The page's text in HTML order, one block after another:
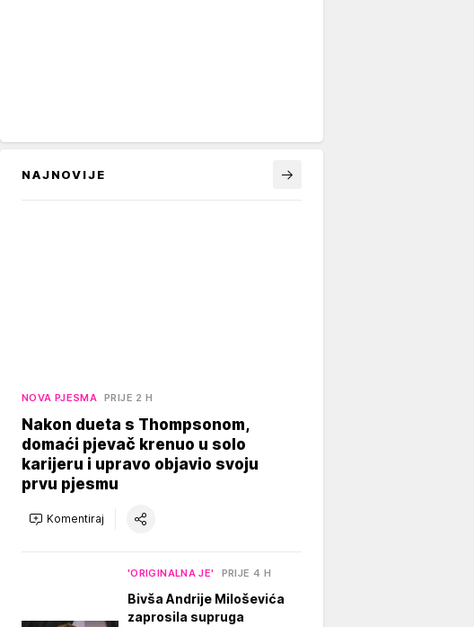
NAJNOVIJE
NOVA PJESMA PRIJE 2 H
Nakon dueta s Thompsonom,
domaći pjevač krenuo u solo
karijeru i upravo objavio svoju
prvu pjesmu
Komentiraj
'ORIGINALNA JE' PRIJE 4 H
Bivša Andrije Miloševića
zaprosila supruga